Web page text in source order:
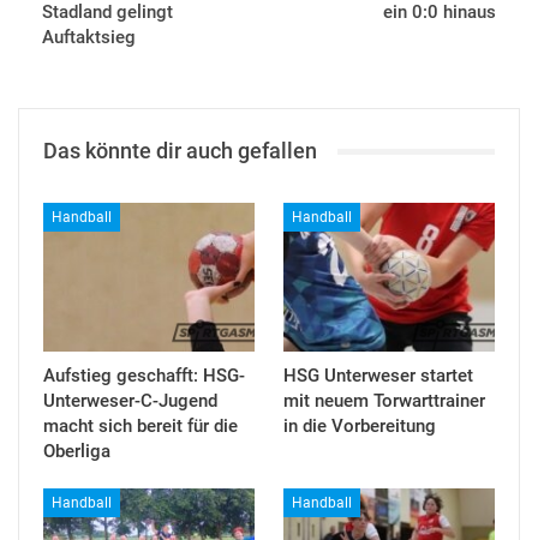
Stadland gelingt
Auftaktsieg
ein 0:0 hinaus
Das könnte dir auch gefallen
Handball
Aufstieg geschafft: HSG-
Unterweser-C-Jugend
macht sich bereit für die
Oberliga
Handball
HSG Unterweser startet
mit neuem Torwarttrainer
in die Vorbereitung
Handball Handball